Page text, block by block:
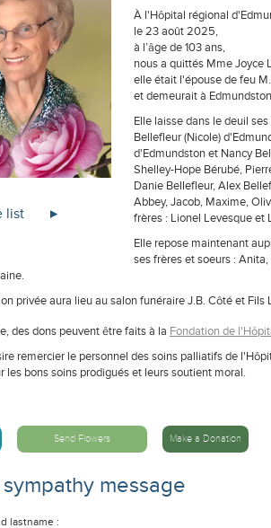
list
À l'Hôpital régional
le 23 août 2025,
à l’âge de 103 ans,
nous a quittés Mme Joyce
elle était l'épouse de feu
et demeurait à
Elle laisse dans le deuil
Bellefleur (Nicole)
d'Edmundston et Nancy
Shelley-Hope Bérubé,
Danie Bellefleur, Alex
Abbey, Jacob, Maxime,
frères : Lionel Levesque et
Elle repose maintenant
ses frères et soeurs :
privée aura lieu au salon funéraire J.B. Côté et
des dons peuvent être faits à la Fondation de
remercier le personnel des soins palliatifs de
les bons soins prodigués et leurs soutient moral.
Send Flowers Make a Donation
message
lastname :